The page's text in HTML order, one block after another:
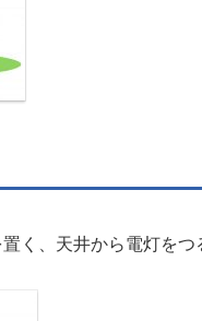
く、天井から電灯をつ